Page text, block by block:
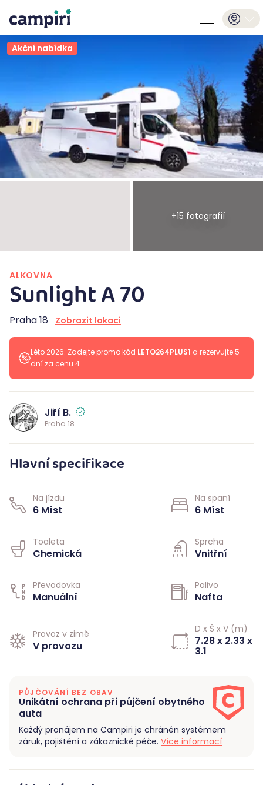
Akční nabídka
+15 fotografií
ALKOVNA
Sunlight A 70
Praha 18 Zobrazit lokaci
Léto 2026: Zadejte promo kód LETO264PLUS1 a rezervujte 5
dní za cenu 4
Jiří B.
Praha 18
Hlavní specifikace
Na jízdu
6 Míst
Na spaní
6 Míst
Toaleta
Chemická
Sprcha
Vnitřní
Převodovka
Manuální
Palivo
Nafta
Provoz v zimě
V provozu
D x Š x V (m)
7.28 x 2.33 x
3.1
PŮJČOVÁNÍ BEZ OBAV
Unikátní ochrana při půjčení obytného
auta
Každý pronájem na Campiri je chráněn systémem
záruk, pojištění a zákaznické péče. Více informací